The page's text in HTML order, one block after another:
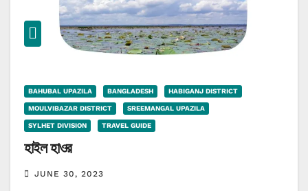
BAHUBAL UPAZILA BANGLADESH HABIGANJ DISTRICT
MOULVIBAZAR DISTRICT SREEMANGAL UPAZILA
SYLHET DIVISION TRAVEL GUIDE
হাইল হাওর
JUNE 30, 2023